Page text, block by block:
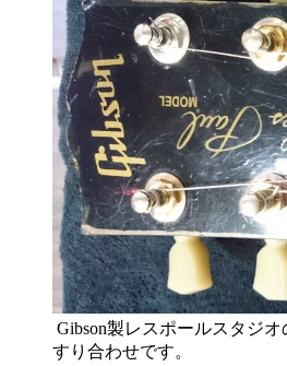
Gibson製レスポールスタジ
すり合わせです。